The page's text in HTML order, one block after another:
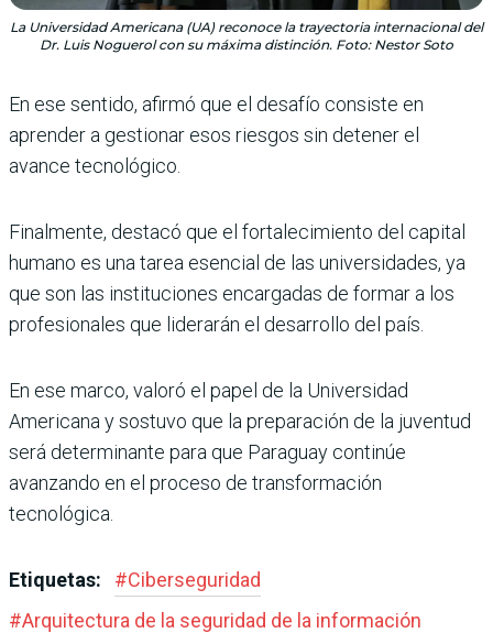
La Universidad Americana (UA) reconoce la trayectoria internacional del
Dr. Luis Noguerol con su máxima distinción. Foto: Nestor Soto
En ese sentido, afirmó que el desafío consiste en
aprender a gestionar esos riesgos sin detener el
avance tecnológico.
Finalmente, destacó que el fortalecimiento del capital
humano es una tarea esencial de las universidades, ya
que son las instituciones encargadas de formar a los
profesionales que liderarán el desarrollo del país.
En ese marco, valoró el papel de la Universidad
Americana y sostuvo que la preparación de la juventud
será determinante para que Paraguay continúe
avanzando en el proceso de transformación
tecnológica.
Etiquetas: #Ciberseguridad
#Arquitectura de la seguridad de la información